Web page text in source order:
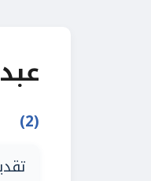
(2)